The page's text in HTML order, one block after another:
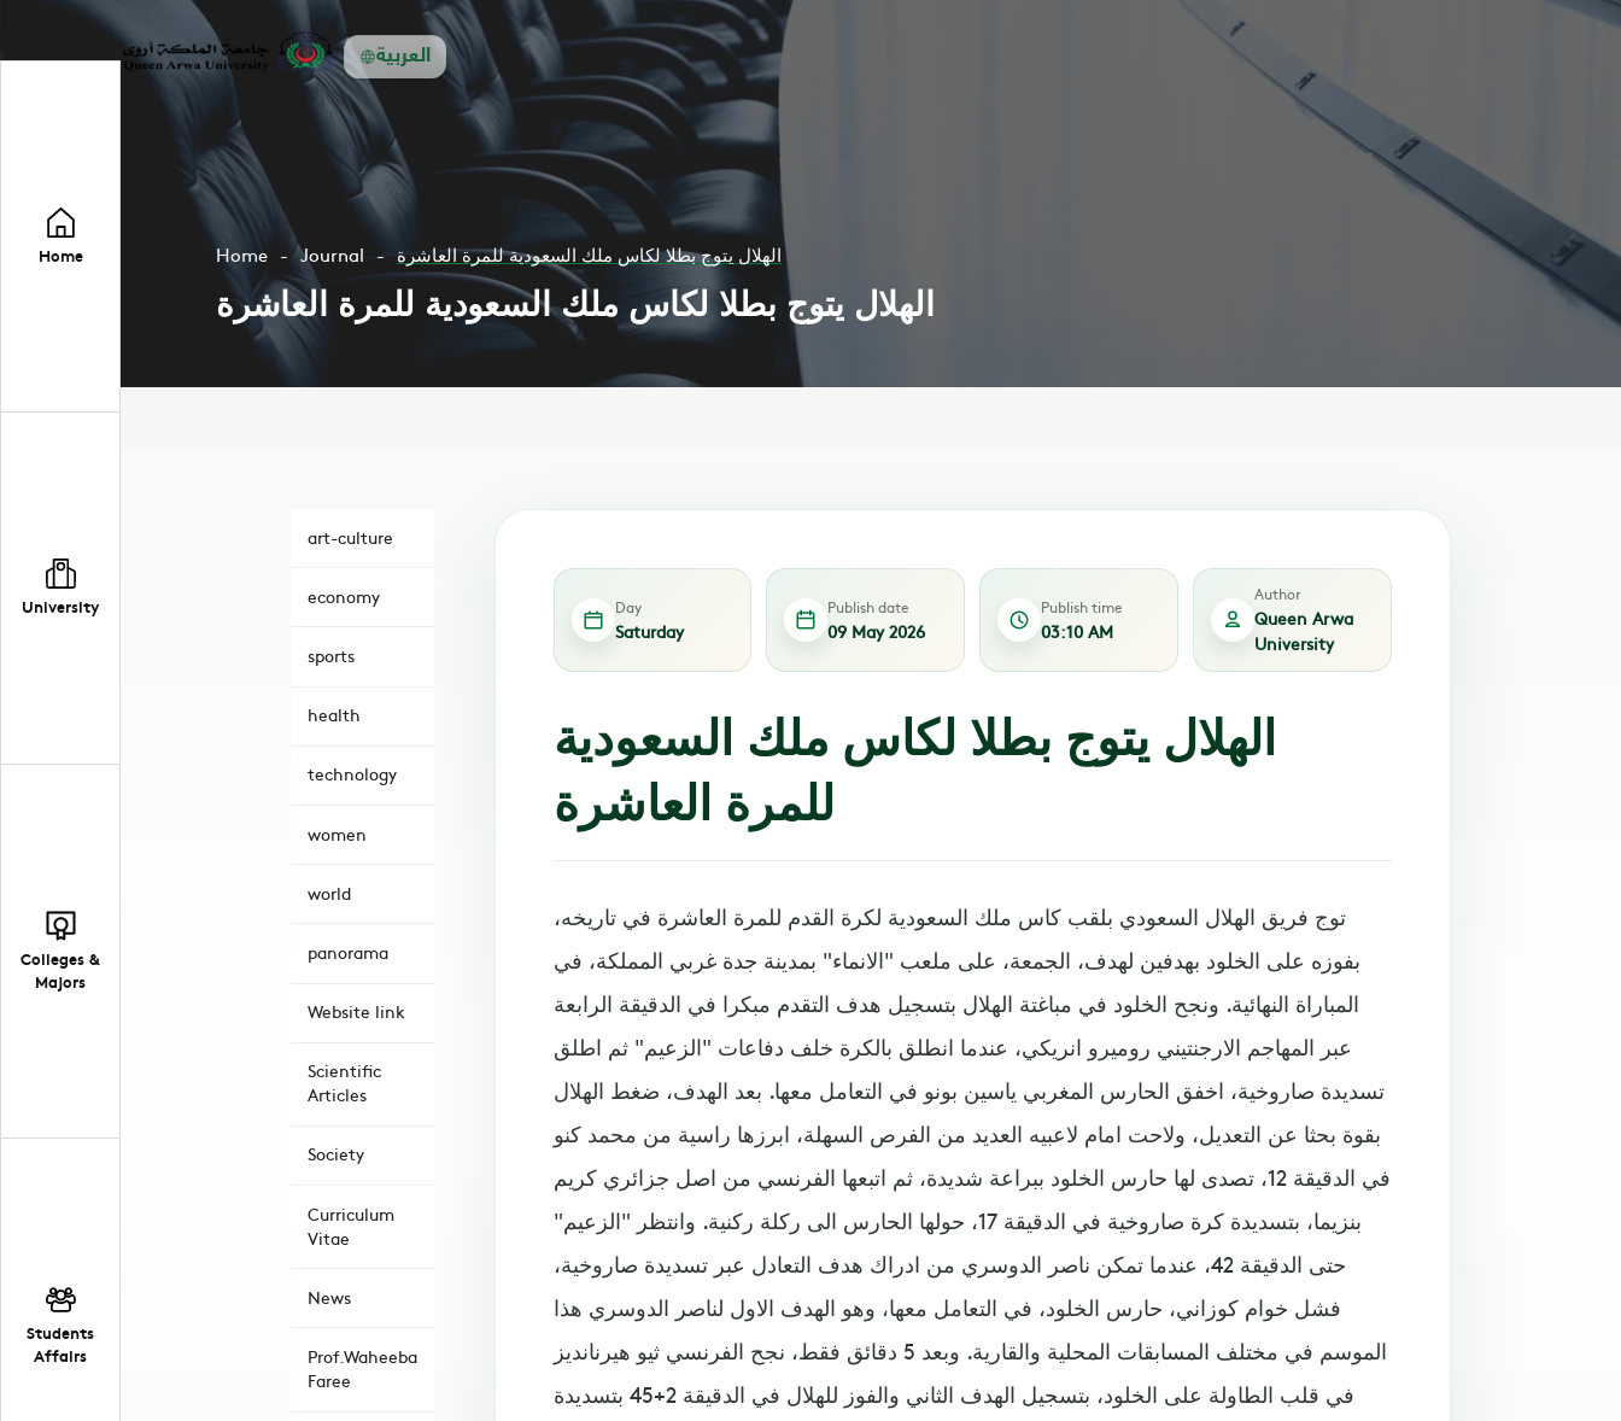
العربية
Home
University
Colleges &
Majors
Students
Affairs
Home Journal الهلال يتوج بطلا لكاس ملك السعودية للمرة العاشرة
الهلال يتوج بطلا لكاس ملك السعودية للمرة العاشرة
art-culture
economy
sports
health
technology
women
world
panorama
Website link
Scientific
Articles
Society
Curriculum
Vitae
News
Prof.Waheeba
Faree
Day
Saturday
Publish date
09 May 2026
Publish time
03:10 AM
Author
Queen Arwa
University
الهلال يتوج بطلا لكاس ملك السعودية
للمرة العاشرة
توج فريق الهلال السعودي بلقب كاس ملك السعودية لكرة القدم للمرة العاشرة في تاريخه،
بفوزه على الخلود بهدفين لهدف، الجمعة، على ملعب "الانماء" بمدينة جدة غربي المملكة، في
المباراة النهائية. ونجح الخلود في مباغتة الهلال بتسجيل هدف التقدم مبكرا في الدقيقة الرابعة
عبر المهاجم الارجنتيني روميرو انريكي، عندما انطلق بالكرة خلف دفاعات "الزعيم" ثم اطلق
تسديدة صاروخية، اخفق الحارس المغربي ياسين بونو في التعامل معها. بعد الهدف، ضغط الهلال
بقوة بحثا عن التعديل، ولاحت امام لاعبيه العديد من الفرص السهلة، ابرزها راسية من محمد كنو
في الدقيقة 12، تصدى لها حارس الخلود ببراعة شديدة، ثم اتبعها الفرنسي من اصل جزائري كريم
بنزيما، بتسديدة كرة صاروخية في الدقيقة 17، حولها الحارس الى ركلة ركنية. وانتظر "الزعيم"
حتى الدقيقة 42، عندما تمكن ناصر الدوسري من ادراك هدف التعادل عبر تسديدة صاروخية،
فشل خوام كوزاني، حارس الخلود، في التعامل معها، وهو الهدف الاول لناصر الدوسري هذا
الموسم في مختلف المسابقات المحلية والقارية. وبعد 5 دقائق فقط، نجح الفرنسي ثيو هيرنانديز
في قلب الطاولة على الخلود، بتسجيل الهدف الثاني والفوز للهلال في الدقيقة 2+45 بتسديدة